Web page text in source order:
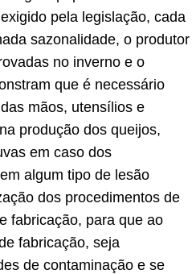
pela legislação, cada
sazonalidade, o produtor
no inverno e o
que é necessário
mãos, utensílios e
produção dos queijos,
em caso dos
algum tipo de lesão
dos procedimentos de
fabricação, para que ao
fabricação, seja
de contaminação e se